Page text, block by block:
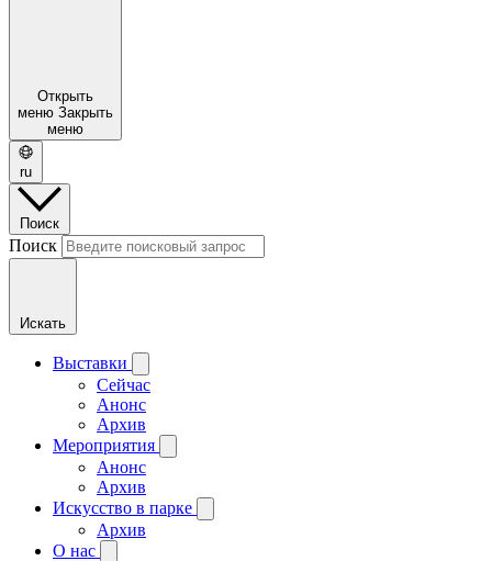
Открыть
меню Закрыть
меню
ru
Поиск
Поиск
Искать
Выставки
Сейчас
Анонс
Архив
Мероприятия
Анонс
Архив
Искусство в парке
Архив
О нас